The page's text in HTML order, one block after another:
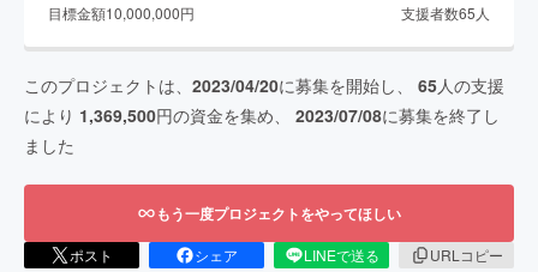
目標金額10,000,000円 支援者数65 人
このプロジェクトは、 2023/04/20に募集を開始し、 65人の支援
により 1,369,500円の資金を集め、 2023/07/08に募集を終了し
ました
もう一度プロジェクトをやってほしい
ポスト シェア LINEで送る
URLコピー